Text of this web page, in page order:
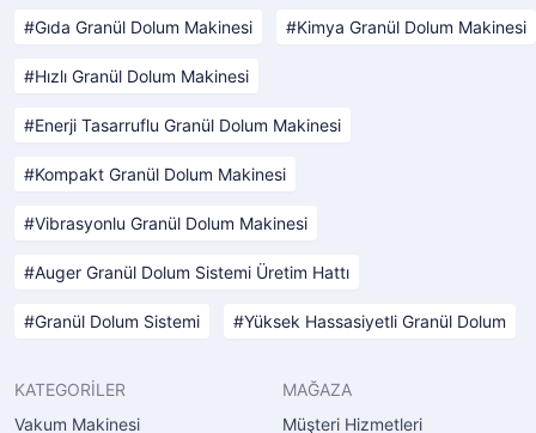
Gıda Granül Dolum Makinesi Kimya Granül Dolum Makinesi
Hızlı Granül Dolum Makinesi
Enerji Tasarruflu Granül Dolum Makinesi
Kompakt Granül Dolum Makinesi
Vibrasyonlu Granül Dolum Makinesi
Auger Granül Dolum Sistemi Üretim Hattı
Granül Dolum Sistemi Yüksek Hassasiyetli Granül Dolum
KATEGORİLER
Vakum Makinesi
MAĞAZA
Müşteri Hizmetleri